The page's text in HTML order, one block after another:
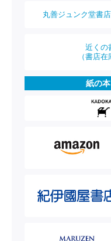
丸善ジュンク堂書店
近くの
（書店
紙の